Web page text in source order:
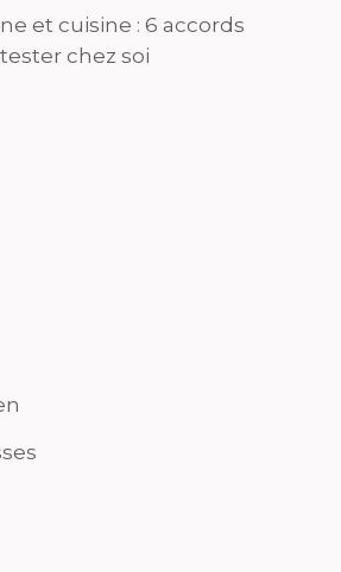
et cuisine : 6 accords
chez soi